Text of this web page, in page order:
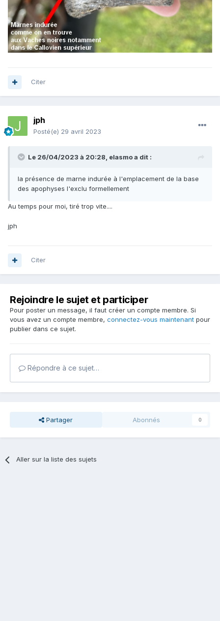
Citer
jph
Posté(e) 29 avril 2023
Le 26/04/2023 à 20:28, elasmoa dit :
la présence de marne indurée à l'emplacement de la base
des apophyses l'exclu formellement
Au temps pour moi, tiré trop vite....
jph
Citer
Rejoindre le sujet et participer
Pour poster un message, il faut créer un compte membre. Si
vous avez un compte membre, connectez-vous maintenant pour
publier dans ce sujet.
Répondre à ce sujet…
Partager Abonnés 0
Aller sur la liste des sujets